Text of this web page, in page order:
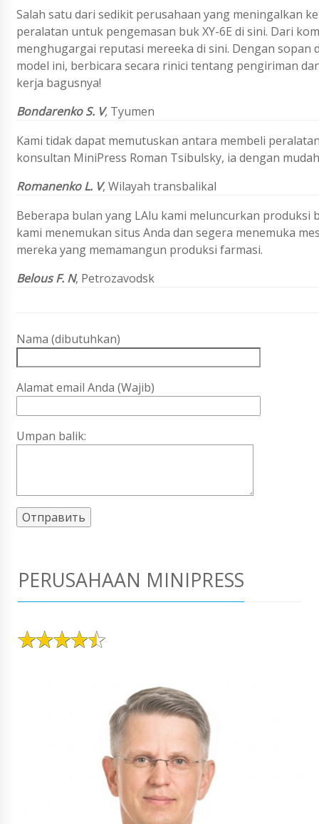
Salah satu dari sedikit perusahaan yang meningalkan
peralatan untuk pengemasan buk XY-6E di sini. Dari
menghugargai reputasi mereeka di sini. Dengan sopan
model ini, berbicara secara rinici tentang pengiriman
kerja bagusnya!
Bondarenko S. V, Tyumen
Kami tidak dapat memutuskan antara membeli
konsultan MiniPress Roman Tsibulsky, ia dengan
Romanenko L. V, Wilayah transbalikal
Beberapa bulan yang LAlu kami meluncurkan
kami menemukan situs Anda dan segera menemuka
mereka yang memamangun produksi farmasi.
Belous F. N, Petrozavodsk
Nama (dibutuhkan)
Alamat email Anda (Wajib)
Umpan balik:
PERUSAHAAN MINIPRESS